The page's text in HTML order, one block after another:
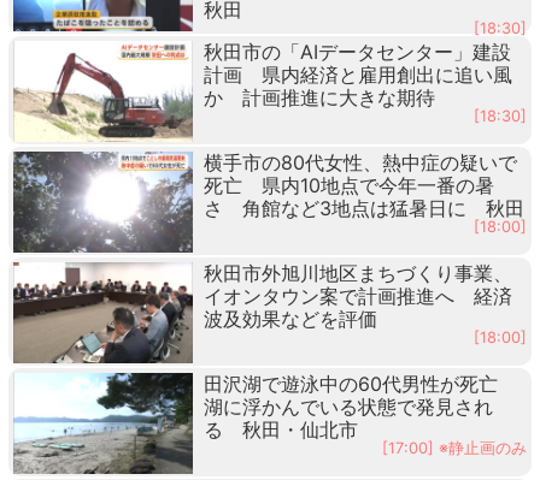
秋田
[18:30]
秋田市の「AIデータセンター」建設
計画 県内経済と雇用創出に追い風
か 計画推進に大きな期待
[18:30]
横手市の80代女性、熱中症の疑いで
死亡 県内10地点で今年一番の暑
さ 角館など3地点は猛暑日に 秋田
[18:00]
秋田市外旭川地区まちづくり事業、
イオンタウン案で計画推進へ 経済
波及効果などを評価
[18:00]
田沢湖で遊泳中の60代男性が死亡
湖に浮かんでいる状態で発見され
る 秋田・仙北市
[17:00] ※静止画のみ